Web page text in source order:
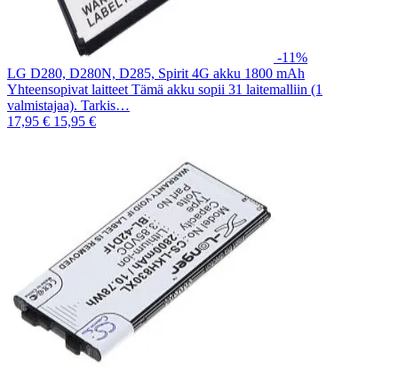
-11%
LG D280, D280N, D285, Spirit 4G akku 1800 mAh
Yhteensopivat laitteet Tämä akku sopii 31 laitemalliin (1
valmistajaa). Tarkis…
17,95 € 15,95 €